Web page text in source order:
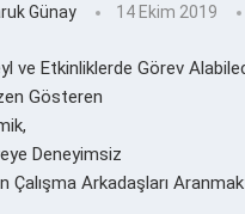
Günay 14 Ekim 2019
ve Etkinliklerde Görev
Gösteren
Deneyimsiz
Çalışma Arkadaşları